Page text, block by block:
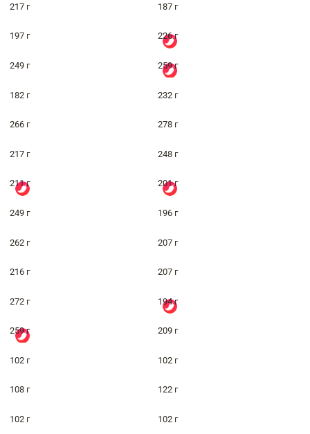
217 г 187 г
197 г 226 г
249 г 259 г
182 г 232 г
266 г 278 г
217 г 248 г
211 г 201 г
249 г 196 г
262 г 207 г
216 г 207 г
272 г 194 г
259 г 209 г
102 г 102 г
108 г 122 г
102 г 102 г